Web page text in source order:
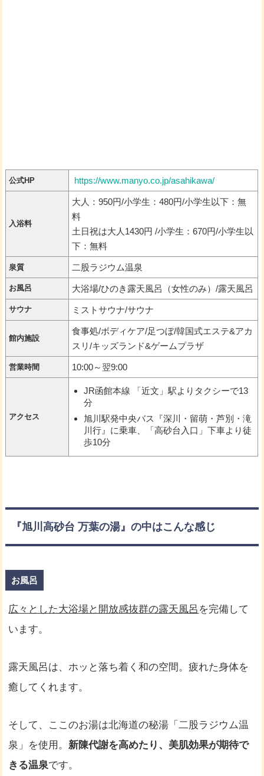
公式HP https://www.manyo.co.jp/asahikawa/
入浴料
大人：950円/小学生：480円/小学生以下：無
料
土日祝は大人1430円 /小学生：670円/小学生以
下：無料
泉質 二股ラジウム温泉
お風呂 大浴場/ひのき露天風呂（女性のみ）/露天風呂
サウナ ミストサウナ/サウナ
館内施設
食事処/ボディケア/足つぼ/韓国式エステ&アカ
スリ/キッズランド&ゲームプラザ
営業時間 10:00～翌9:00
アクセス
JR函館本線 「近文」駅よりタクシーで13
分
旭川駅発中央バス『深川・留萌・芦別・滝
川行』に乗車、「高砂台入口」下車より徒
歩10分
『旭川高砂台 万葉の湯』の中はこんな感じ
お風呂
広々とした大浴場と開放感抜群の露天風呂 を完備して
います。
露天風呂は、ホッと落ち着く和の空間。疲れた身体を
癒してくれます。
そして、ここのお湯は北海道の秘湯「二股ラジウム温
泉」を使用。新陳代謝を高めたり、美肌効果が期待で
きる温泉です。